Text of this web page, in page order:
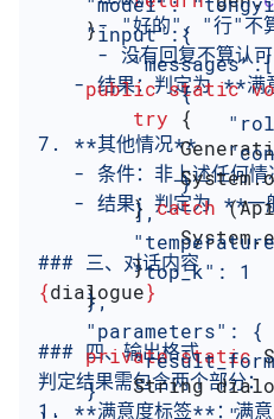
- "好的"、"行"不
     - 没有回复不算认可
- 结果：判定为 **满
7. **其他情况**
- 条件：非上述任何情
- 结果：判定为 **一
### 三、对话内容
{dialogue}
### 四、输出格式
判定结果需包含两个部分：
1. **满意度标签**：满
    }
    public
static
        try
{
            System
.
        }
catch (
            System
.
        }
    }
    private
static
        String
    "input":{
        "messages":[
            {
            }
        ],
        "top_k": 1
    },
    "parameters": {
    }